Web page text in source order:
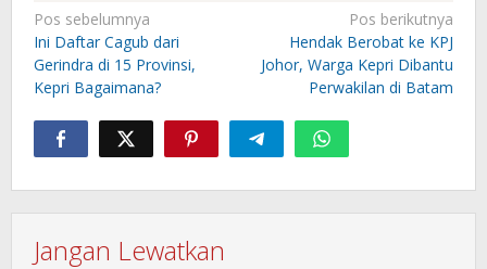
Navigasi
pos
Pos sebelumnya
Ini Daftar Cagub dari
Gerindra di 15 Provinsi,
Kepri Bagaimana?
Pos berikutnya
Hendak Berobat ke KPJ
Johor, Warga Kepri Dibantu
Perwakilan di Batam
Jangan Lewatkan